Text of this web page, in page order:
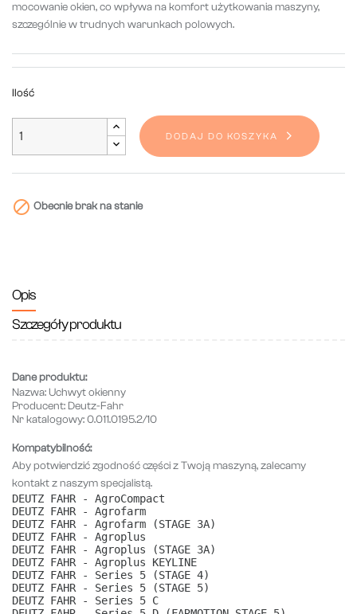
mocowanie okien, co wpływa na komfort użytkowania maszyny,
szczególnie w trudnych warunkach polowych.
Ilość
DODAJ DO KOSZYKA
 Obecnie brak na stanie
Opis
Szczegóły produktu
Dane produktu:
Nazwa:Uchwyt okienny
Producent: Deutz-Fahr
Nr katalogowy:0.011.0195.2/10
Kompatybilność:
Aby potwierdzić zgodność części z Twoją maszyną, zalecamy
kontakt z naszym specjalistą.
DEUTZ FAHR - AgroCompact
DEUTZ FAHR - Agrofarm
DEUTZ FAHR - Agrofarm (STAGE 3A)
DEUTZ FAHR - Agroplus
DEUTZ FAHR - Agroplus (STAGE 3A)
DEUTZ FAHR - Agroplus KEYLINE
DEUTZ FAHR - Series 5 (STAGE 4)
DEUTZ FAHR - Series 5 (STAGE 5)
DEUTZ FAHR - Series 5 C